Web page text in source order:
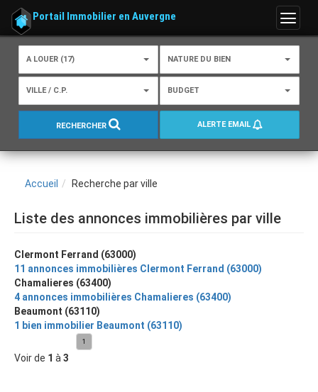
Menu
Portail Immobilier en Auvergne
A LOUER (17) NATURE DU BIEN
VILLE / C.P. BUDGET
RECHERCHER ALERTE EMAIL
Accueil Recherche par ville
Liste des annonces immobilières par ville
Clermont Ferrand (63000)
11 annonces immobilières Clermont Ferrand (63000)
Chamalieres (63400)
4 annonces immobilières Chamalieres (63400)
Beaumont (63110)
1 bien immobilier Beaumont (63110)
Voir de 1 à 3
1